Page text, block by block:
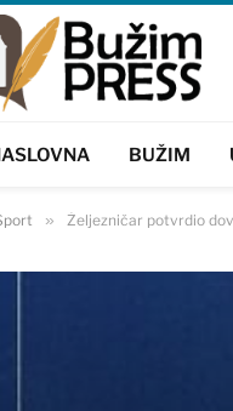
BUŽIM
» Željezničar potvrdio